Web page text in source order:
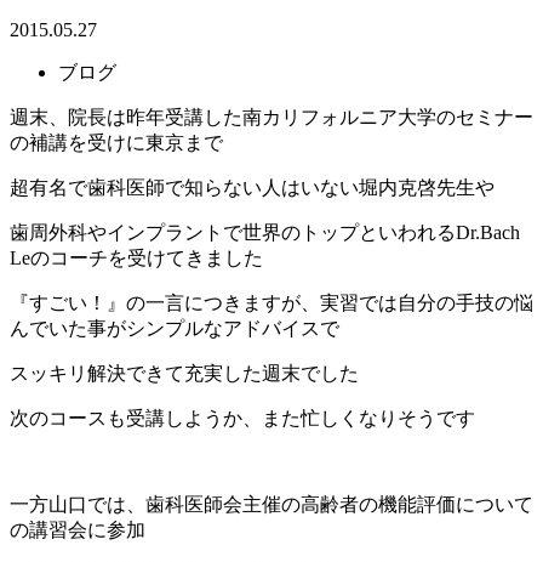
2015.05.27
ブログ
週末、院長は昨年受講した南カリフォルニア大学のセミナー
の補講を受けに東京まで
超有名で歯科医師で知らない人はいない堀内克啓先生や
歯周外科やインプラントで世界のトップといわれるDr.Bach
Leのコーチを受けてきました
『すごい！』の一言につきますが、実習では自分の手技の悩
んでいた事がシンプルなアドバイスで
スッキリ解決できて充実した週末でした
次のコースも受講しようか、また忙しくなりそうです
一方山口では、歯科医師会主催の高齢者の機能評価について
の講習会に参加